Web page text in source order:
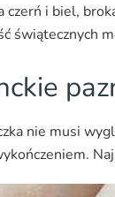
czerń i biel,
świątecznych
nie musi